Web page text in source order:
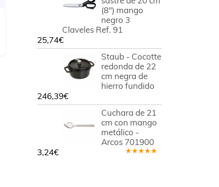
(8") mango
negro 3
Claveles Ref. 91
25,74€
Staub - Cocotte
redonda de 22
cm negra de
hierro fundido
246,39€
Cuchara de 21
cm con mango
metálico -
Arcos 701900
3,24€